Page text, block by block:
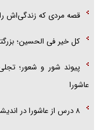
قصه مردی که زندگی‌اش
کل خیر فی الحسین؛
پیوند شور و شعور؛
عاشورا
۸ درس از عاشورا در اندیشه رهبر شهید انقلاب اسلامی